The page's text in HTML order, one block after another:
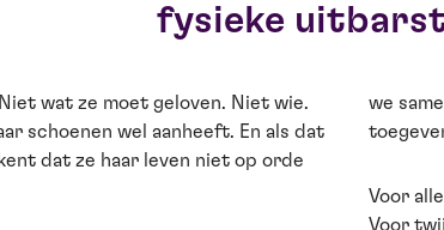
fysieke
wat ze moet geloven. Niet wie.
schoenen wel aanheeft. En als dat
dat ze haar leven niet op orde
we
Voor
Voor